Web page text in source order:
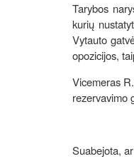
Tarybos
kurių
Vytauto
opozicijos,
Vicemeras
rezervavimo
Suabejota,